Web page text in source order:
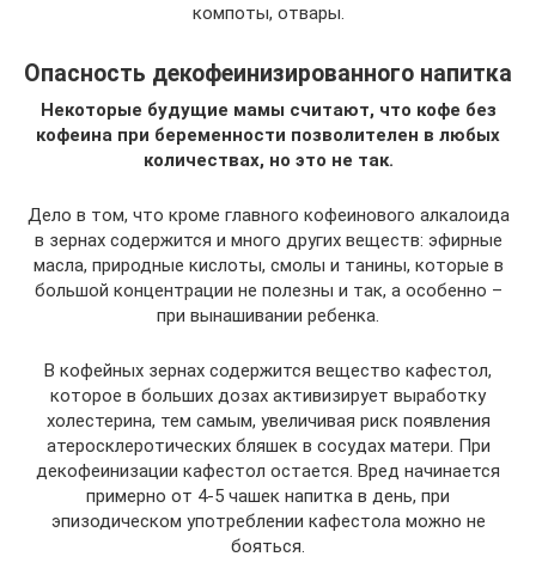
компоты, отвары.
Опасность декофеинизированного напитка
Некоторые будущие мамы считают, что кофе без
кофеина при беременности позволителен в любых
количествах, но это не так.
Дело в том, что кроме главного кофеинового алкалоида
в зернах содержится и много других веществ: эфирные
масла, природные кислоты, смолы и танины, которые в
большой концентрации не полезны и так, а особенно –
при вынашивании ребенка.
В кофейных зернах содержится вещество кафестол,
которое в больших дозах активизирует выработку
холестерина, тем самым, увеличивая риск появления
атеросклеротических бляшек в сосудах матери. При
декофеинизации кафестол остается. Вред начинается
примерно от 4-5 чашек напитка в день, при
эпизодическом употреблении кафестола можно не
бояться.